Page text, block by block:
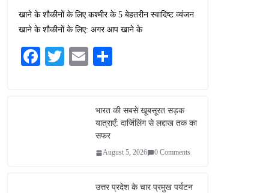
खाने के शौकीनों के लिए कश्मीर के 5 बेहतरीन स्वादिष्ट व्यंजन
खाने के शौकीनों के लिए: अगर आप खाने के
Fa T
E
भारत की सबसे खूबसूरत सड़क
यात्राएँ: दार्जिलिंग से लद्दाख तक का
सफर
August 5, 2026 0 Comments
उत्तर प्रदेश के चार प्रमुख पर्यटन